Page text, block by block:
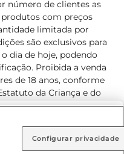
número de clientes as
produtos com preços
limitada por
são exclusivos para
dia de hoje, podendo
Proibida a venda
de 18 anos, conforme
da Criança e do
exclusivos para o
on-line é de R$
Configurar privacidade